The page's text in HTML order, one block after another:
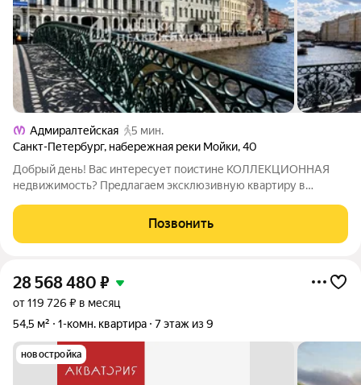
Адмиралтейская
5 мин.
Санкт-Петербург, набережная реки Мойки,40
Добрый день! Вас интересует поистине КОЛЛЕКЦИОННАЯ
недвижимость? Предлагаем эксклюзивную квартиру в
ПРО ДОКУМЕНТЫ: У квартиры несколько собственников,
которые будут присутствовать на сделке ЛИЧНО.
Позвонить
28 568 480 ₽
от 119 726 ₽ в месяц
54,5 м²
1-комн. квартира 7 этаж из 9
новостройка